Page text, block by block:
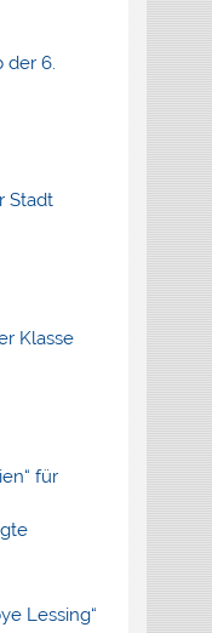
der 6.
Stadt
Klasse
für
Lessing“